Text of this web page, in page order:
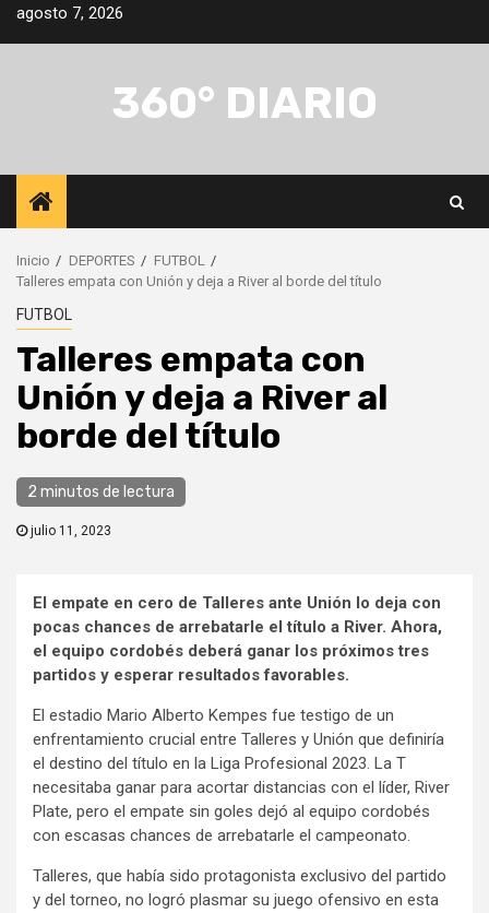
Saltar
agosto 7, 2026
360° DIARIO
Inicio DEPORTES
FUTBOL
Talleres empata con Unión y deja a River al borde del título
FUTBOL
Talleres empata con
Unión y deja a River al
borde del título
2 minutos de lectura
julio 11, 2023
El empate en cero de Talleres ante Unión lo deja con
pocas chances de arrebatarle el título a River. Ahora,
el equipo cordobés deberá ganar los próximos tres
partidos y esperar resultados favorables.
El estadio Mario Alberto Kempes fue testigo de un
enfrentamiento crucial entre Talleres y Unión que definiría
el destino del título en la Liga Profesional 2023. La T
necesitaba ganar para acortar distancias con el líder, River
Plate, pero el empate sin goles dejó al equipo cordobés
con escasas chances de arrebatarle el campeonato.
Talleres, que había sido protagonista exclusivo del partido
y del torneo, no logró plasmar su juego ofensivo en esta